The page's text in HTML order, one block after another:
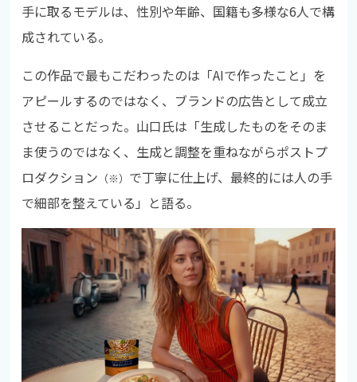
手に取るモデルは、性別や年齢、国籍も多様な6人で構
成されている。
この作品で最もこだわったのは「AIで作ったこと」を
アピールするのではなく、ブランドの広告として成立
させることだった。山口氏は「生成したものをそのま
ま使うのではなく、生成と調整を重ねながらポストプ
ロダクション （※） で丁寧に仕上げ、最終的には人の手
で細部を整えている」と語る。